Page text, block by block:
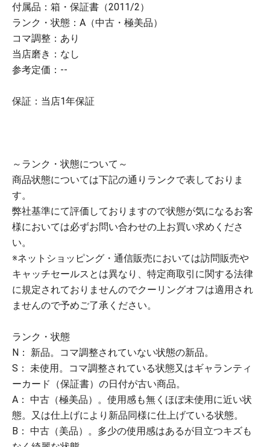
付属品：箱・保証書（2011/2）
ランク・状態：A（中古・極美品）
コマ調整：あり
当店磨き：なし
参考定価：--
保証：当店1年保証
～ランク・状態について～
商品状態については下記の通りランクで表しておりま
す。
弊社基準にて評価しておりますので状態が気になるお客
様においては必ずお問い合わせの上お買い求めくださ
い。
※ネットショッピング・通信販売においては訪問販売や
キャッチセールスとは異なり、特定商取引に関する法律
に規定されておりませんのでクーリングオフは適用され
ませんので予めご了承ください。
ランク・状態
N： 新品。コマ調整されていない状態の新品。
S： 未使用。コマ調整されている状態又はギャランティ
ーカード（保証書）の日付が古い商品。
A： 中古（極美品）。使用感も無くほぼ未使用に近い状
態。又は仕上げにより新品同様に仕上げている状態。
B： 中古（美品）。多少の使用感はあるが目立つキズも